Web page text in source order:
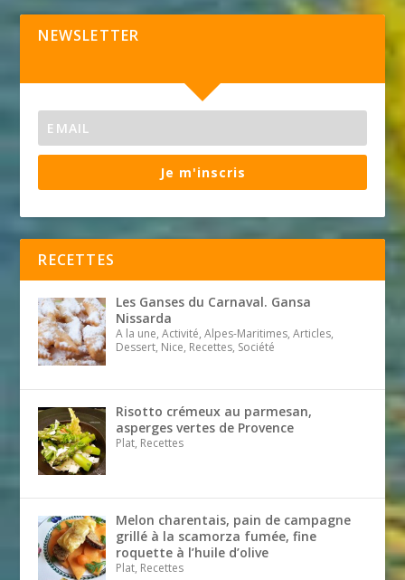
NEWSLETTER
Je m'inscris
RECETTES
Les Ganses du Carnaval. Gansa
Nissarda
A la une, Activité, Alpes-Maritimes, Articles,
Dessert, Nice, Recettes, Société
Risotto crémeux au parmesan,
asperges vertes de Provence
Plat, Recettes
Melon charentais, pain de campagne
grillé à la scamorza fumée, fine
roquette à l’huile d’olive
Plat, Recettes